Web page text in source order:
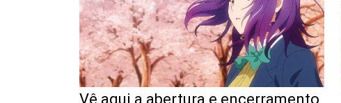
Vê aqui a abertura e encerramento